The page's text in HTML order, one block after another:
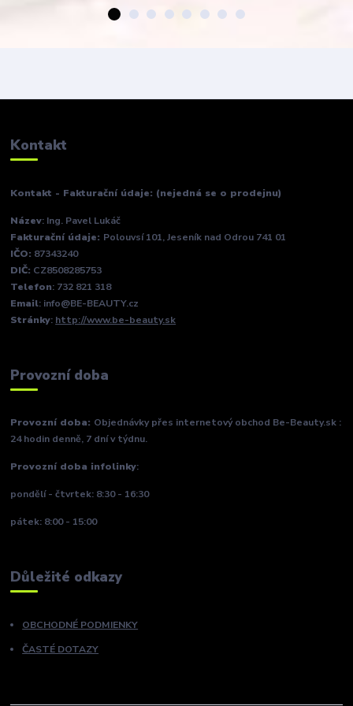
Kontakt
Kontakt - Fakturační údaje: (nejedná se o prodejnu)
Název: Ing. Pavel Lukáč
Fakturační údaje: Polouvsí 101, Jeseník nad Odrou 741 01
IČO: 87343240
DIČ: CZ8508285753
Telefon: 732 821 318
Email: info@BE-BEAUTY.cz
Stránky: http://www.be-beauty.sk
Provozní doba
Provozní doba: Objednávky přes internetový obchod Be-Beauty.sk :
24 hodin denně, 7 dní v týdnu.
Provozní doba infolinky:
pondělí - čtvrtek: 8:30 - 16:30
pátek: 8:00 - 15:00
Důležité odkazy
OBCHODNÉ PODMIENKY
ČASTÉ DOTAZY